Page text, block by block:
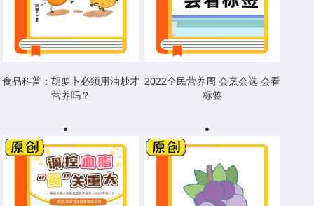
食品科普：胡萝卜必须用油炒才
营养吗？
2022全民营养周 会烹会选 会看
标签